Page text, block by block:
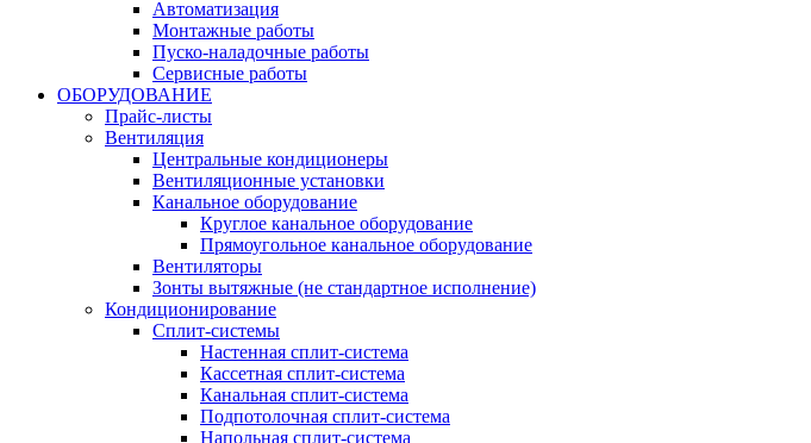
Автоматизация
Монтажные работы
Пуско-наладочные работы
Сервисные работы
ОБОРУДОВАНИЕ
Прайс-листы
Вентиляция
Центральные кондиционеры
Вентиляционные установки
Канальное оборудование
Круглое канальное оборудование
Прямоугольное канальное оборудование
Вентиляторы
Зонты вытяжные (не стандартное исполнение)
Кондиционирование
Сплит-системы
Настенная сплит-система
Кассетная сплит-система
Канальная сплит-система
Подпотолочная сплит-система
Напольная сплит-система